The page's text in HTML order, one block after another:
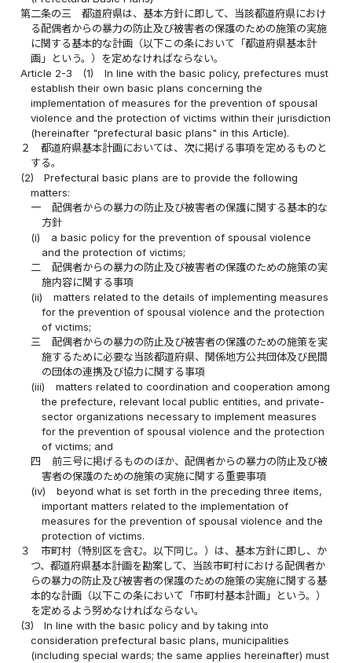
第二条の三
都道府県は、基本方針に即して、当該都道府県におけ
る配偶者からの暴力の防止及び被害者の保護のための施策の実施
に関する基本的な計画（以下この条において「都道府県基本計
画」という。）を定めなければならない。
Article 2-3
(1)
In line with the basic policy, prefectures must
establish their own basic plans concerning the
implementation of measures for the prevention of spousal
violence and the protection of victims within their jurisdiction
(hereinafter "prefectural basic plans" in this Article).
２
都道府県基本計画においては、次に掲げる事項を定めるものと
する。
(2)
Prefectural basic plans are to provide the following
matters:
一
配偶者からの暴力の防止及び被害者の保護に関する基本的な
方針
(i)
a basic policy for the prevention of spousal violence
and the protection of victims;
二
配偶者からの暴力の防止及び被害者の保護のための施策の実
施内容に関する事項
(ii)
matters related to the details of implementing measures
for the prevention of spousal violence and the protection
of victims;
三
配偶者からの暴力の防止及び被害者の保護のための施策を実
施するために必要な当該都道府県、関係地方公共団体及び民間
の団体の連携及び協力に関する事項
(iii)
matters related to coordination and cooperation among
the prefecture, relevant local public entities, and private-
sector organizations necessary to implement measures
for the prevention of spousal violence and the protection
of victims; and
四
前三号に掲げるもののほか、配偶者からの暴力の防止及び被
害者の保護のための施策の実施に関する重要事項
(iv)
beyond what is set forth in the preceding three items,
important matters related to the implementation of
measures for the prevention of spousal violence and the
protection of victims.
３
市町村（特別区を含む。以下同じ。）は、基本方針に即し、か
つ、都道府県基本計画を勘案して、当該市町村における配偶者か
らの暴力の防止及び被害者の保護のための施策の実施に関する基
本的な計画（以下この条において「市町村基本計画」という。）
を定めるよう努めなければならない。
(3)
In line with the basic policy and by taking into
consideration prefectural basic plans, municipalities
(including special wards; the same applies hereinafter) must